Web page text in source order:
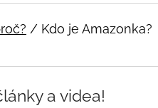
/ Kdo je Amazonka?
a videa!